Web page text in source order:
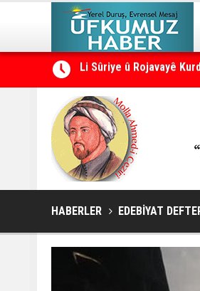
Beştaş: Kürt
HABERLER EDEBİYAT